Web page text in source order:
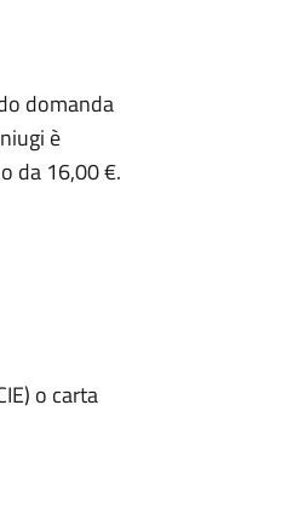
domanda
è
da 16,00 €.
o carta